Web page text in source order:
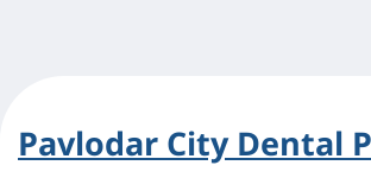
Pavlodar City Dental